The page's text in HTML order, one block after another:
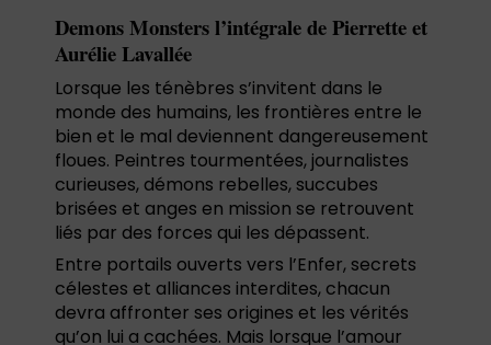
Demons Monsters l’intégrale de Pierrette et
Aurélie Lavallée
Lorsque les ténèbres s’invitent dans le
monde des humains, les frontières entre le
bien et le mal deviennent dangereusement
floues. Peintres tourmentées, journalistes
curieuses, démons rebelles, succubes
brisées et anges en mission se retrouvent
liés par des forces qui les dépassent.
Entre portails ouverts vers l’Enfer, secrets
célestes et alliances interdites, chacun
devra affronter ses origines et les vérités
qu’on lui a cachées. Mais lorsque l’amour